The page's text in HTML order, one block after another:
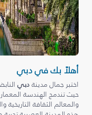
أهلاً بك في دبي
اختبر جمال مدينةدبي
حيث تندمج الهندسة
والمعالم الثقافة التاريخية